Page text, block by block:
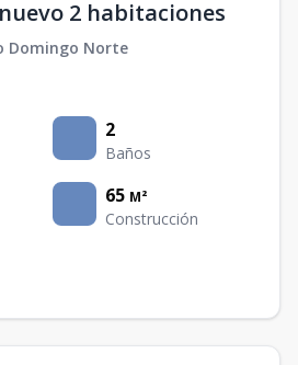
2 habitaciones
Domingo Norte
2
Baños
65 M²
Construcción